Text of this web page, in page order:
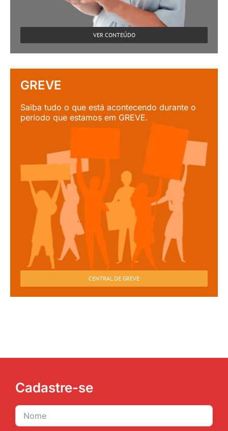
VER CONTEÚDO
GREVE
Saiba tudo o que está acontecendo durante o
período que estamos em GREVE.
CENTRAL DE GREVE
Cadastre-se